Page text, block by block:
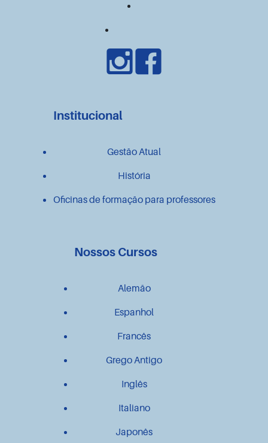
Institucional
Gestão Atual
História
Oficinas de formação para professores
Nossos Cursos
Alemão
Espanhol
Francês
Grego Antigo
Inglês
Italiano
Japonês